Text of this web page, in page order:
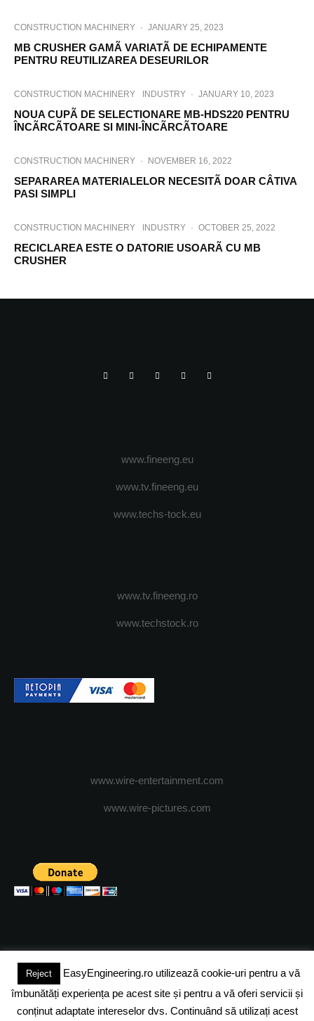
CONSTRUCTION MACHINERY · JANUARY 25, 2023
MB CRUSHER GAMÃ VARIATÃ DE ECHIPAMENTE
PENTRU REUTILIZAREA DESEURILOR
CONSTRUCTION MACHINERY INDUSTRY · JANUARY 10, 2023
NOUA CUPÃ DE SELECTIONARE MB-HDS220 PENTRU
ÎNCÃRCÃTOARE SI MINI-ÎNCÃRCÃTOARE
CONSTRUCTION MACHINERY · NOVEMBER 16, 2022
SEPARAREA MATERIALELOR NECESITÃ DOAR CÂTIVA
PASI SIMPLI
CONSTRUCTION MACHINERY INDUSTRY · OCTOBER 25, 2022
RECICLAREA ESTE O DATORIE USOARÃ CU MB
CRUSHER
www.fineeng.eu
www.tv.fineeng.eu
www.techs-tock.eu
www.tv.fineeng.ro
www.techstock.ro
www.wire-entertainment.com
www.wire-pictures.com
(c) 2024 - FineEngineeringMagazine. All rights reserved.
DESPRE NOI ADVERTISING JOBS DESPRE COOKIES
Reject
EasyEngineering.ro utilizează cookie-uri pentru a vă
îmbunătăți experiența pe acest site și pentru a vă oferi servicii și
conținut adaptate intereselor dvs. Continuând să utilizați acest